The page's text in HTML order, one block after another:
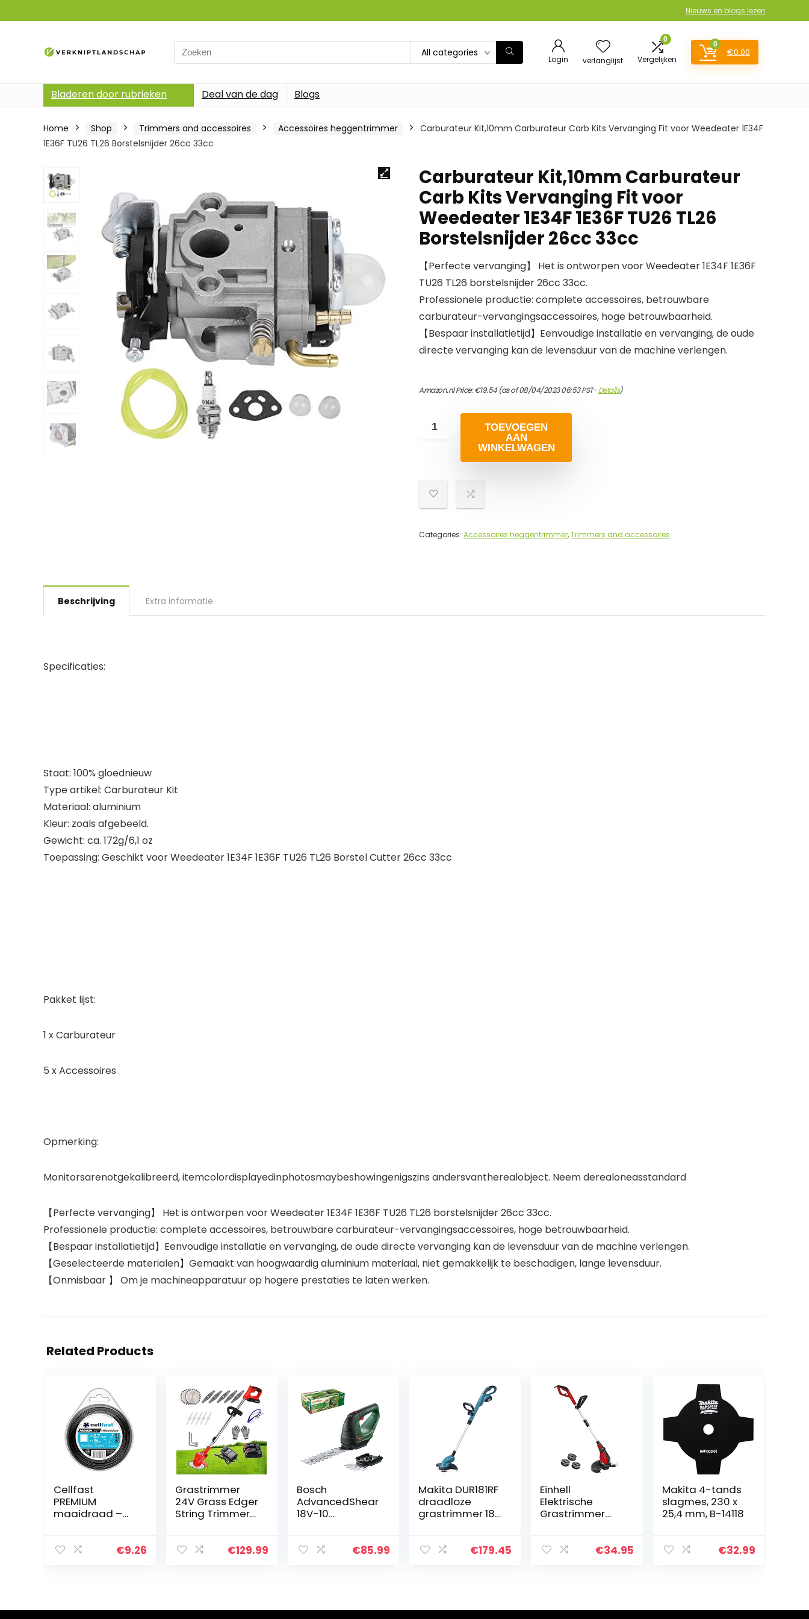
Nieuws en blogs lezen
Search
for:
All categories
Login verlanglijst
0
Vergelijken
0
€0.00
Bladeren door rubrieken Deal van de dag Blogs
Home Shop Trimmers and accessoires Accessoires heggentrimmer
Carburateur Kit,10mm Carburateur Carb Kits Vervanging Fit voor Weedeater 1E34F
1E36F TU26 TL26 Borstelsnijder 26cc 33cc
Carburateur Kit,10mm Carburateur
Carb Kits Vervanging Fit voor
Weedeater 1E34F 1E36F TU26 TL26
Borstelsnijder 26cc 33cc
【Perfecte vervanging】 Het is ontworpen voor Weedeater 1E34F 1E36F
TU26 TL26 borstelsnijder 26cc 33cc.
Professionele productie: complete accessoires, betrouwbare
carburateur-vervangingsaccessoires, hoge betrouwbaarheid.
【Bespaar installatietijd】Eenvoudige installatie en vervanging, de oude
directe vervanging kan de levensduur van de machine verlengen.
Amazon.nl Price:€19.54(as of 08/04/2023 06:53 PST-Details)
TOEVOEGEN
AAN
WINKELWAGEN
Categories: Accessoires heggentrimmer,Trimmers and accessoires
Beschrijving Extra informatie
Specificaties:
Staat: 100% gloednieuw
Type artikel: Carburateur Kit
Materiaal: aluminium
Kleur: zoals afgebeeld.
Gewicht: ca. 172g/6,1 oz
Toepassing: Geschikt voor Weedeater 1E34F 1E36F TU26 TL26 Borstel Cutter 26cc 33cc
Pakket lijst:
1 x Carburateur
5 x Accessoires
Opmerking:
Monitorsarenotgekalibreerd, itemcolordisplayedinphotosmaybeshowingenigszins andersvantherealobject. Neem derealoneasstandard
【Perfecte vervanging】 Het is ontworpen voor Weedeater 1E34F 1E36F TU26 TL26 borstelsnijder 26cc 33cc.
Professionele productie: complete accessoires, betrouwbare carburateur-vervangingsaccessoires, hoge betrouwbaarheid.
【Bespaar installatietijd】Eenvoudige installatie en vervanging, de oude directe vervanging kan de levensduur van de machine verlengen.
【Geselecteerde materialen】Gemaakt van hoogwaardig aluminium materiaal, niet gemakkelijk te beschadigen, lange levensduur.
【Onmisbaar 】 Om je machineapparatuur op hogere prestaties te laten werken.
Related Products
Cellfast
PREMIUM
maaidraad –
versterkt met
35-045
€9.26
Grastrimmer
24V Grass Edger
String Trimmers
snijmes Trimmer
€129.99
Bosch
AdvancedShear
18V-10
(zonder batterij,
€85.99
Makita DUR181RF
draadloze
grastrimmer 18
€179.45
Einhell
Elektrische
Grastrimmer
maaibreedte,
€34.95
Makita 4-tands
slagmes, 230 x
25,4 mm, B-14118
€32.99